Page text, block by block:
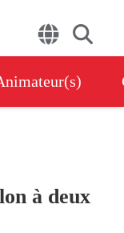
à deux